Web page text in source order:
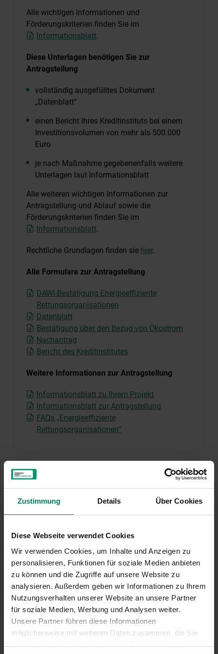
Zustimmung Details Über Cookies
Diese Webseite verwendet Cookies
Wir verwenden Cookies, um Inhalte und Anzeigen zu
personalisieren, Funktionen für soziale Medien anbieten
zu können und die Zugriffe auf unsere Website zu
analysieren. Außerdem geben wir Informationen zu Ihrem
Nutzungsverhalten unserer Website an unsere Partner
für soziale Medien, Werbung und Analysen weiter.
Unsere Partner führen diese Informationen
möglicherweise mit weiteren Daten zusammen, die Sie
ihnen bereitgestellt oder die sie im Rahmen der Nutzung
Alle wichtigen Informationen und
Förderungskriterien finden Sie im
Informationsblatt.
Diese Unterlagen benötigen Sie zur
Antragstellung
vollständig ausgefülltes Dokument
„Datenblatt“
einen Bericht Ihres Kreditinstituts bei einem
Investitionsvolumen von mehr als 500.000
Euro
je nach Maßnahme gegebenenfalls weitere
Unterlagen laut Informationsblatt
Alle weiteren wichtigen Informationen zur
Antragstellung und Ablauf sowie die
Förderungskriterien finden Sie im
Informationsblatt.
Rechtliche Grundlagen finden sie hier.
Alle Formulare zur Antragstellung
DAWI-Bestätigung Energieeffiziente
Rettungsorganisationen
Datenblatt
Bestätigung über den Bezug von Ökostrom
Nachantrag
Bericht des Kreditinstitutes
Weitere Informationen zur Antragstellung
Informationsblatt zu Ihrem Projekt
Informationsblatt zur Antragstellung
FAQs „Energieeffiziente
Rettungsorganisationen“
Kontakt
Serviceteam Energieeffiziente
Rettungsorganisationen